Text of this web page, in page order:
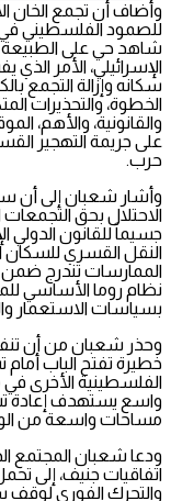
وأضاف أن تجمع الخان
للصمود الفلسطيني في
شاهد حي على الطبيعة
الإسرائيلي، الأمر الذي
سكانه وإزالة التجمع
الخطوة، والتحذيرات
والقانونية، والأهم،
على جريمة التهجير
حرب.
وأشار شعبان إلى أن
الاحتلال بحق التجمعات
جسيماً للقانون الدولي
النقل القسري للسكان
الممارسات تندرج ضمن
نظام روما الأساسي
بسياسات الاستعمار
وحذر شعبان من أن
خطيرة تفتح الباب
الفلسطينية الأخرى
واسع يستهدف إعادة
مساحات واسعة من
ودعا شعبان المجتمع
اتفاقيات جنيف، إلى
والتحرك الفوري لوقف